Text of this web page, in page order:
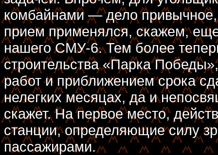
комбайнами — дело привычное,
прием применялся, скажем,
нашего СМУ-6. Тем более
строительства «Парка
работ и приближением срока
нелегких месяцах, да и
скажет. На первое место,
станции, определяющие силу
пассажирами.